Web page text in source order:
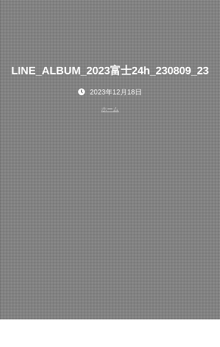
LINE_ALBUM_2023富士24h_230809_23
2023年12月18日
ホーム